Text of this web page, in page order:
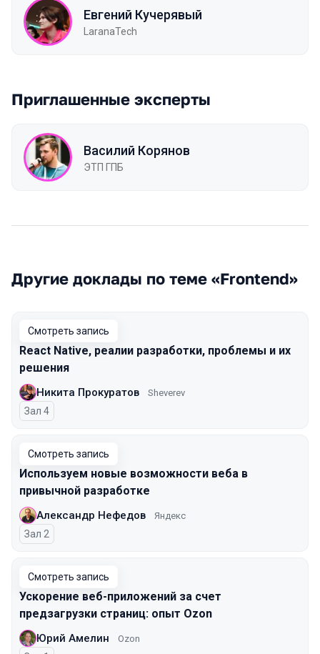
Евгений Кучерявый
LaranaTech
Приглашенные эксперты
Василий Корянов
ЭТП ГПБ
Другие доклады по теме «Frontend»
Смотреть запись
React Native, реалии разработки, проблемы и их
решения
Никита Прокуратов Sheverev
Зал 4
Смотреть запись
Используем новые возможности веба в
привычной разработке
Александр Нефедов Яндекс
Зал 2
Смотреть запись
Ускорение веб-приложений за счет
предзагрузки страниц: опыт Ozon
Юрий Амелин Ozon